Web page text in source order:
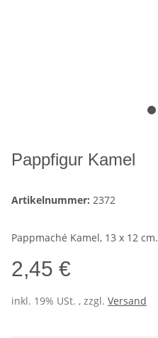
Pappfigur Kamel
Artikelnummer: 2372
Pappmaché Kamel, 13 x 12 cm.
2,45 €
inkl. 19% USt. , zzgl. Versand